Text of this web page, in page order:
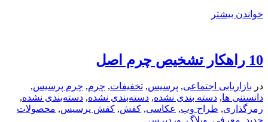
اجتماعی پرسیس, تخفیفات ,چرم,چرم پرسیس,
,دسته بندی نشده,دسته‌بندی نشده,دسته‌بندی نشده,
,طراح وب,عکاسی, کفش, کفش پرسیس , محصولات
, وبلاگ, وردپرس ,